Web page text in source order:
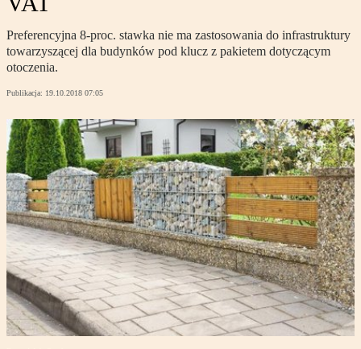
Preferencyjna 8-proc. stawka nie ma zastosowania do infrastruktury
towarzyszącej dla budynków pod klucz z pakietem dotyczącym
otoczenia.
Publikacja: 19.10.2018 07:05